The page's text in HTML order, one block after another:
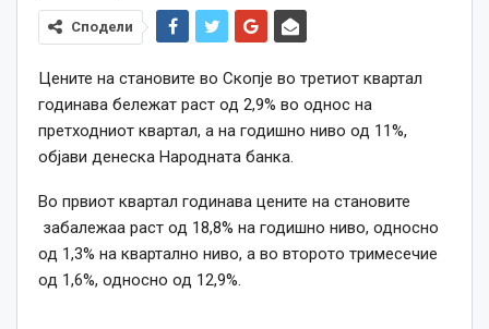
Сподели
Цените на становите во Скопје во третиот квартал
годинава бележат раст од 2,9% во однос на
претходниот квартал, а на годишно ниво од 11%,
објави денеска Народната банка.
Во првиот квартал годинава цените на становите
забалежаа раст од 18,8% на годишно ниво, односно
од 1,3% на квартално ниво, а во второто тримесечие
од 1,6%, односно од 12,9%.